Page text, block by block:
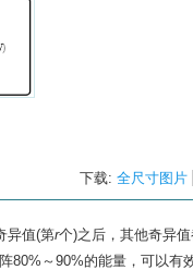
下载: 全尺寸图片
异值(第r个)之后，其他奇异
80%～90%的能量，可以有